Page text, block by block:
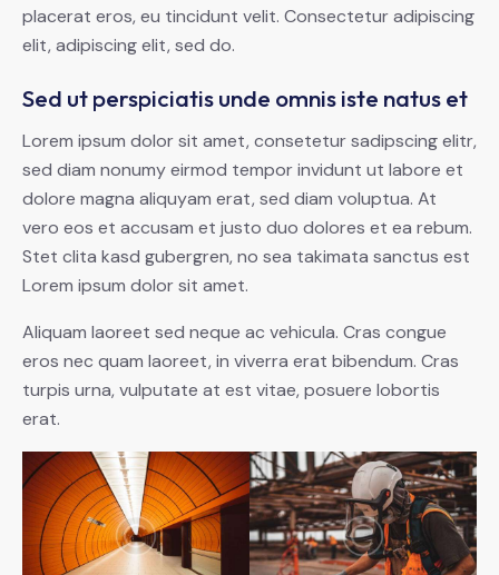
placerat eros, eu tincidunt velit. Consectetur adipiscing
elit, adipiscing elit, sed do.
Sed ut perspiciatis unde omnis iste natus et
Lorem ipsum dolor sit amet, consetetur sadipscing elitr,
sed diam nonumy eirmod tempor invidunt ut labore et
dolore magna aliquyam erat, sed diam voluptua. At
vero eos et accusam et justo duo dolores et ea rebum.
Stet clita kasd gubergren, no sea takimata sanctus est
Lorem ipsum dolor sit amet.
Aliquam laoreet sed neque ac vehicula. Cras congue
eros nec quam laoreet, in viverra erat bibendum. Cras
turpis urna, vulputate at est vitae, posuere lobortis
erat.